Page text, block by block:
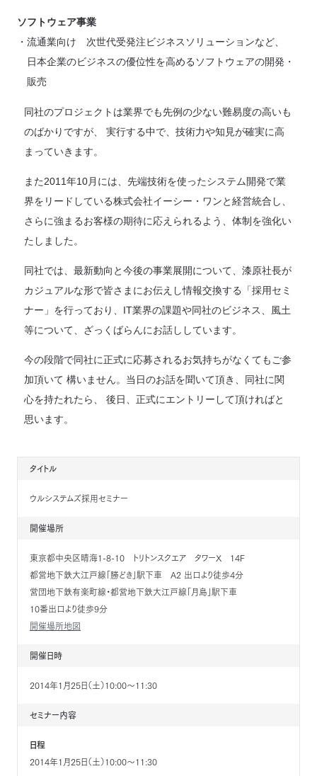
ソフトウェア事業
流通業向け 次世代受発注ビジネスソリューションなど、
日本企業のビジネスの優位性を高めるソフトウェアの開発・
販売
同社のプロジェクトは業界でも先例の少ない難易度の高いも
のばかりですが、 実行する中で、技術力や知見が確実に高
まっていきます。
また2011年10月には、先端技術を使ったシステム開発で業
界をリードしている株式会社イーシー・ワンと経営統合し、
さらに強まるお客様の期待に応えられるよう、体制を強化い
たしました。
同社では、最新動向と今後の事業展開について、漆原社長が
カジュアルな形で皆さまにお伝えし情報交換する「採用セミ
ナー」を行っており、IT業界の課題や同社のビジネス、風土
等について、ざっくばらんにお話ししています。
今の段階で同社に正式に応募されるお気持ちがなくてもご参
加頂いて 構いません。当日のお話を聞いて頂き、同社に関
心を持たれたら、 後日、正式にエントリーして頂ければと
思います。
タイトル
ウルシステムズ採用セミナー
開催場所
東京都中央区晴海1-8-10 トリトンスクエア タワーX 14F
都営地下鉄大江戸線「勝どき」駅下車 A2 出口より徒歩4分
営団地下鉄有楽町線・都営地下鉄大江戸線「月島」駅下車
10番出口より徒歩9分
開催場所地図
開催日時
2014年1月25日（土）10:00～11:30
セミナー内容
日程
2014年1月25日（土）10:00～11:30